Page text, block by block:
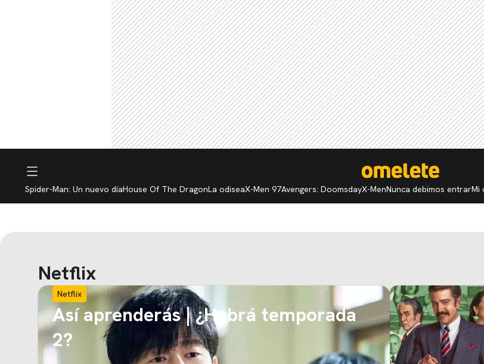
Spider-Man: Un nuevo díaHouse Of The DragonLa odiseaX-Men 97Avengers: DoomsdayX-MenNunca debimos entrarMi
Netflix
Netflix
Así aprenderás | ¿Habrá temporada
2?